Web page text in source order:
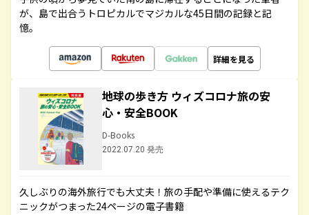
が、島で出合うトロピカルでマジカルな45日間の記録と記
憶。
詳細を見る
地球の歩き方 ウィズコロナ旅の安
心・安全BOOK
D-Books
2022.07.20 発売
久しぶりの海外旅行でも大丈夫！旅の手配や準備に使えるテク
ニックがつまった24ページの電子書籍